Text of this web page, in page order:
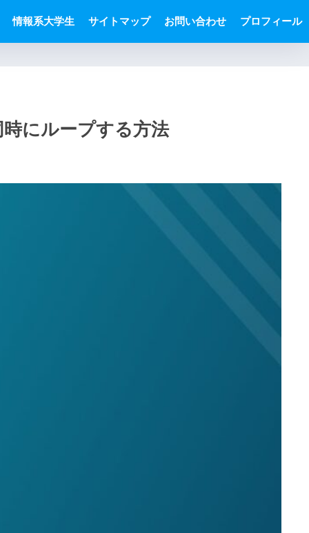
情報系大学生 サイトマップ お問い合わせ プロフィール
にループする方法